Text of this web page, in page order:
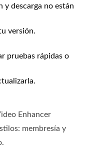
y descarga no están
versión.
pruebas rápidas o
Enhancer
membresía y